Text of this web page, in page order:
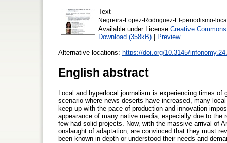
Text
Negreira-Lopez-Rodriguez-El-periodismo-
Available under License Creative
Download (358kB) | Preview
Alternative locations: https://doi.org/10.3145/
English abstract
Local and hyperlocal journalism is experiencing times
scenario where news deserts have increased, many
keep up with the pace of production and innovation
appearance of many native media, especially due to
few had solid projects. Now, with the massive arrival of
onslaught of adaptation, are convinced that they must
been known in depth or understood their needs and